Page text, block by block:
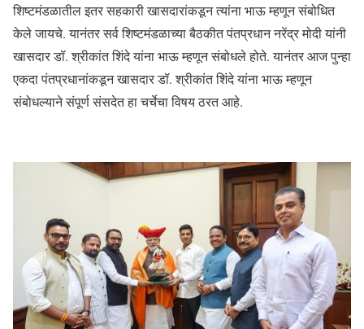
शिष्टमंडळातील इतर सहकारी खासदारांकडून त्यांना भाऊ म्हणून संबोधित
केले जायचे. यानंतर सर्व शिष्टमंडळाच्या बैठकीत पंतप्रधान नरेंद्र मोदी यांनी
खासदार डॉ. श्रीकांत शिंदे यांना भाऊ म्हणून संबोधले होते. यानंतर आज पुन्हा
एकदा पंतप्रधानांकडून खासदार डॉ. श्रीकांत शिंदे यांना भाऊ म्हणून
संबोधल्याने संपूर्ण संसदेत हा चर्चेचा विषय ठरत आहे.